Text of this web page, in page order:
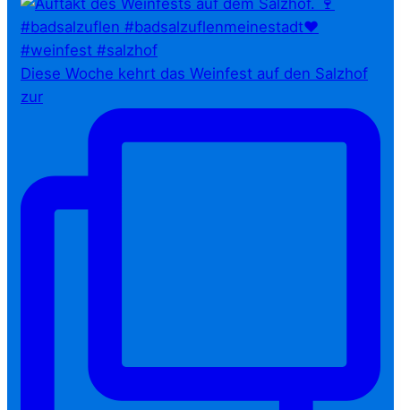
Diese Woche kehrt das Weinfest auf den Salzhof
zur